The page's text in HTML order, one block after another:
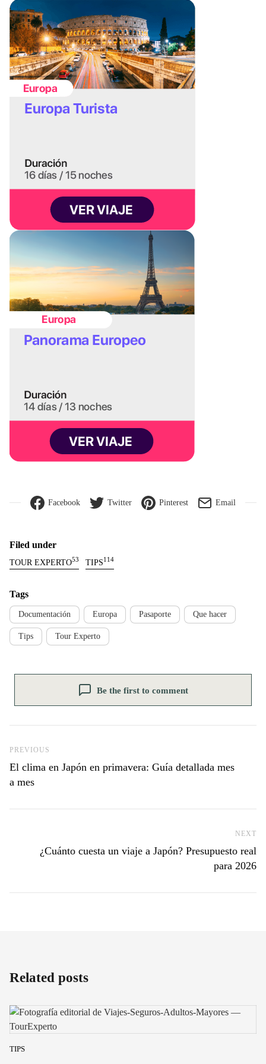
demandados, unos 2 o 3 meses antes para
conseguir buenos precios, especialmente si
viajás en temporada media o alta.
Facebook Twitter Pinterest Email
Filed under
TOUR EXPERTO53 TIPS114
Tags
Documentación Europa Pasaporte Que hacer
Tips Tour Experto
Be the first to comment
Previous Post
PREVIOUS
El clima en Japón en primavera: Guía detallada mes
a mes
NEXT
¿Cuánto cuesta un viaje a Japón? Presupuesto real
para 2026
Related posts
TIPS